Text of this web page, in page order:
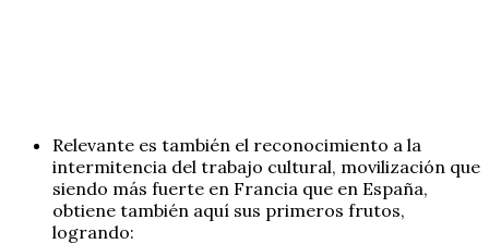
Relevante es también el reconocimiento a la
intermitencia del trabajo cultural, movilización que
siendo más fuerte en Francia que en España,
obtiene también aquí sus primeros frutos,
logrando: